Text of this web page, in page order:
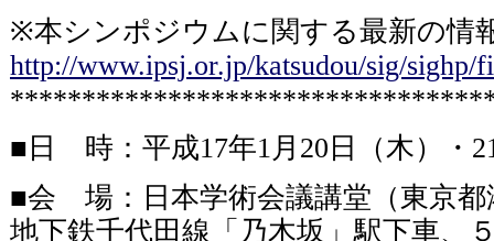
※本シンポジウムに関する最新の情
http://www.ipsj.or.jp/katsudou/sig/sighp/
■日 時：平成17年1月20日（木）・
■会 場：日本学術会議講堂（東京
地下鉄千代田線「乃木坂」駅下車、